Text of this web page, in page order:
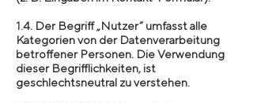
1.4. Der Begriff „Nutzer“ umfasst alle
Kategorien von der Datenverarbeitung
betroffener Personen. Die Verwendung
dieser Begrifflichkeiten, ist
geschlechtsneutral zu verstehen.